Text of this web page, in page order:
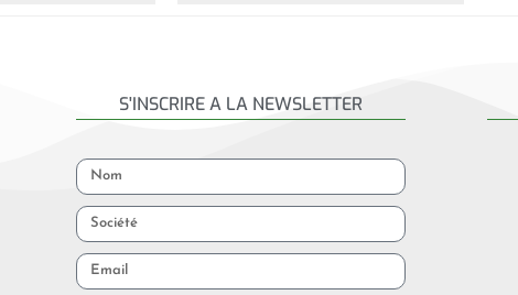
S'INSCRIRE A LA NEWSLETTER